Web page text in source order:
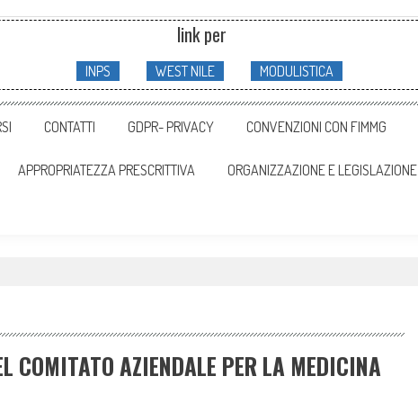
link per
INPS WEST NILE MODULISTICA
CONTATTI GDPR- PRIVACY CONVENZIONI CON FIMMG
APPROPRIATEZZA PRESCRITTIVA ORGANIZZAZIONE E LEGISLAZIONE
AZIENDALE PER LA MEDICINA